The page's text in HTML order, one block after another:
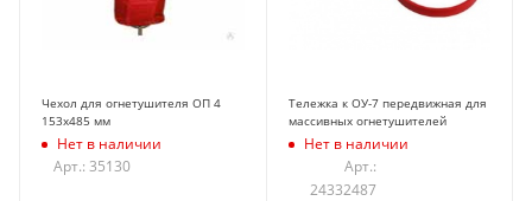
Чехол для огнетушителя ОП 4
153х485 мм
Нет в наличии
Арт.: 35130
Тележка к ОУ-7 передвижная для
массивных огнетушителей
Нет в наличии
Арт.:
24332487